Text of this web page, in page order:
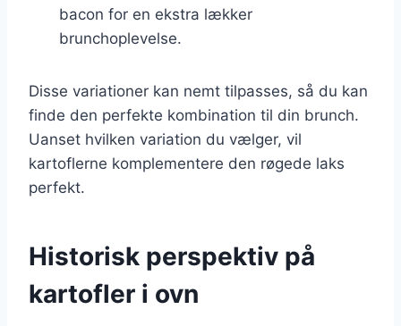
bacon for en ekstra lækker
brunchoplevelse.
Disse variationer kan nemt tilpasses, så du kan
finde den perfekte kombination til din brunch.
Uanset hvilken variation du vælger, vil
kartoflerne komplementere den røgede laks
perfekt.
Historisk perspektiv på
kartofler i ovn